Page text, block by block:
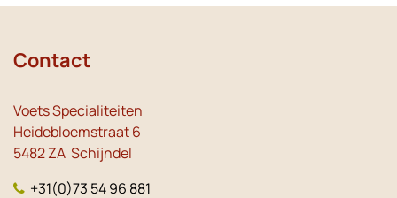
Contact
Voets Specialiteiten
Heidebloemstraat 6
5482 ZA Schijndel
+31(0)73 54 96 881